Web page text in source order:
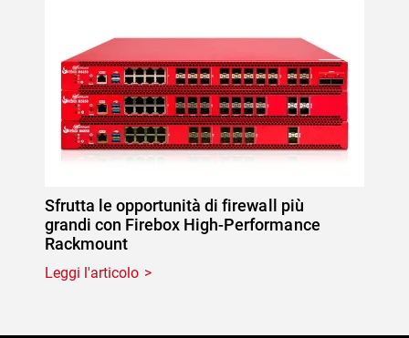
Sfrutta le opportunità di firewall più
grandi con Firebox High-Performance
Rackmount
Leggi l'articolo